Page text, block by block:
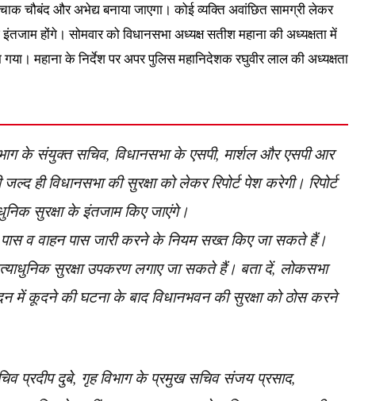
चौबंद और अभेद्य बनाया जाएगा। कोई व्यक्ति अवांछित सामग्री लेकर
होंगे। सोमवार को विधानसभा अध्यक्ष सतीश महाना की अध्यक्षता में
महाना के निर्देश पर अपर पुलिस महानिदेशक रघुवीर लाल की अध्यक्षता
के संयुक्त सचिव, विधानसभा के एसपी, मार्शल और एसपी आर
ही विधानसभा की सुरक्षा को लेकर रिपोर्ट पेश करेगी। रिपोर्ट
सुरक्षा के इंतजाम किए जाएंगे।
व वाहन पास जारी करने के नियम सख्त किए जा सकते हैं।
सुरक्षा उपकरण लगाए जा सकते हैं। बता दें, लोकसभा
में कूदने की घटना के बाद विधानभवन की सुरक्षा को ठोस करने
प्रदीप दुबे, गृह विभाग के प्रमुख सचिव संजय प्रसाद,